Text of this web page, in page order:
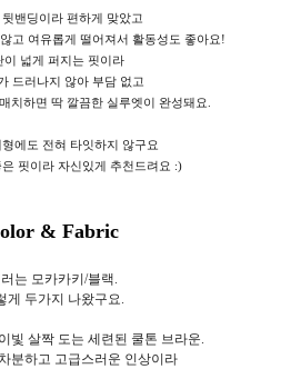
밴딩이라 편하게 맞았고
고 여유롭게 떨어져서 활동성도 좋아요!
이 넓게 퍼지는 핏이라
드러나지 않아 부담 없고
치하면 딱 깔끔한 실루엣이 완성돼요.
형에도 전혀 타잇하지 않구요
핏이라 자신있게 추천드려요 :)
& Fabric
는 모카카키/블랙.
게 두가지 나왔구요.
빛 살짝 도는 세련된 쿨톤 브라운.
분하고 고급스러운 인상이라